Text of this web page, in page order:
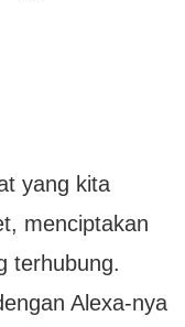
yang kita
menciptakan
terhubung.
Alexa-nya